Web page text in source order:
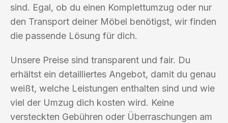
sind. Egal, ob du einen Komplettumzug oder nur
den Transport deiner Möbel benötigst, wir finden
die passende Lösung für dich.
Unsere Preise sind transparent und fair. Du
erhältst ein detailliertes Angebot, damit du genau
weißt, welche Leistungen enthalten sind und wie
viel der Umzug dich kosten wird. Keine
versteckten Gebühren oder Überraschungen am